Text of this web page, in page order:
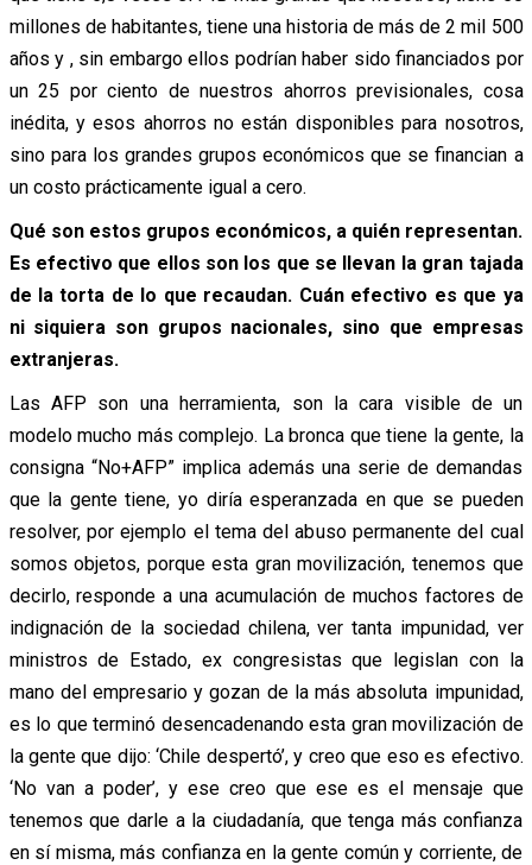
millones de habitantes, tiene una historia de más de 2 mil 500
años y , sin embargo ellos podrían haber sido financiados por
un 25 por ciento de nuestros ahorros previsionales, cosa
inédita, y esos ahorros no están disponibles para nosotros,
sino para los grandes grupos económicos que se financian a
un costo prácticamente igual a cero.
Qué son estos grupos económicos, a quién representan.
Es efectivo que ellos son los que se llevan la gran tajada
de la torta de lo que recaudan. Cuán efectivo es que ya
ni siquiera son grupos nacionales, sino que empresas
extranjeras.
Las AFP son una herramienta, son la cara visible de un
modelo mucho más complejo. La bronca que tiene la gente, la
consigna “No+AFP” implica además una serie de demandas
que la gente tiene, yo diría esperanzada en que se pueden
resolver, por ejemplo el tema del abuso permanente del cual
somos objetos, porque esta gran movilización, tenemos que
decirlo, responde a una acumulación de muchos factores de
indignación de la sociedad chilena, ver tanta impunidad, ver
ministros de Estado, ex congresistas que legislan con la
mano del empresario y gozan de la más absoluta impunidad,
es lo que terminó desencadenando esta gran movilización de
la gente que dijo: ‘Chile despertó’, y creo que eso es efectivo.
‘No van a poder’, y ese creo que ese es el mensaje que
tenemos que darle a la ciudadanía, que tenga más confianza
en sí misma, más confianza en la gente común y corriente, de